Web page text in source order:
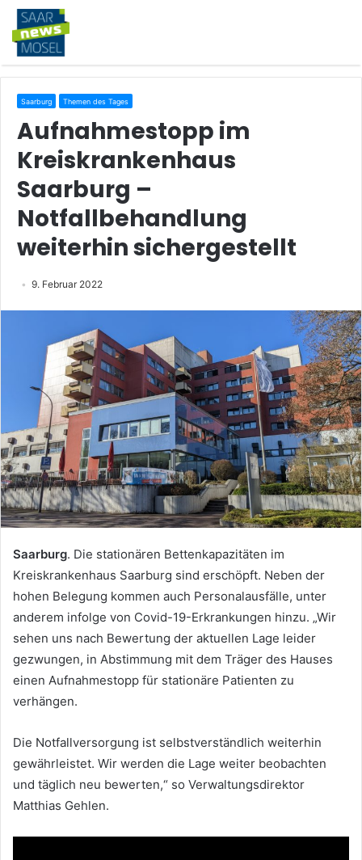
Saarburg Themen des Tages
Aufnahmestopp im
Kreiskrankenhaus
Saarburg –
Notfallbehandlung
weiterhin sichergestellt
9. Februar 2022
Saarburg. Die stationären Bettenkapazitäten im
Kreiskrankenhaus Saarburg sind erschöpft. Neben der
hohen Belegung kommen auch Personalausfälle, unter
anderem infolge von Covid-19-Erkrankungen hinzu. „Wir
sehen uns nach Bewertung der aktuellen Lage leider
gezwungen, in Abstimmung mit dem Träger des Hauses
einen Aufnahmestopp für stationäre Patienten zu
verhängen.
Die Notfallversorgung ist selbstverständlich weiterhin
gewährleistet. Wir werden die Lage weiter beobachten
und täglich neu bewerten,“ so Verwaltungsdirektor
Matthias Gehlen.